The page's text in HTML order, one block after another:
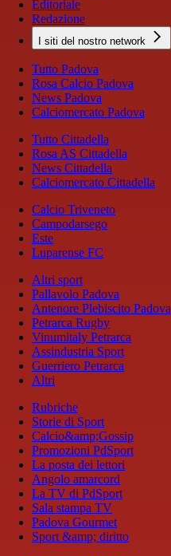
Editoriale
Redazione
I siti del nostro network
Tutto Padova
Rosa Calcio Padova
News Padova
Calciomercato Padova
Tutto Cittadella
Rosa AS Cittadella
News Cittadella
Calciomercato Cittadella
Calcio Triveneto
Campodarsego
Este
Luparense FC
Altri sport
Pallavolo Padova
Antenore Plebiscito Padova
Petrarca Rugby
Vinumitaly Petrarca
Assindustria Sport
Guerriero Petrarca
Altri
Rubriche
Storie di Sport
Calcio&amp;Gossip
Promozioni PdSport
La posta dei lettori
Angolo amarcord
La TV di PdSport
Sala stampa TV
Padova Gourmet
Sport &amp; diritto